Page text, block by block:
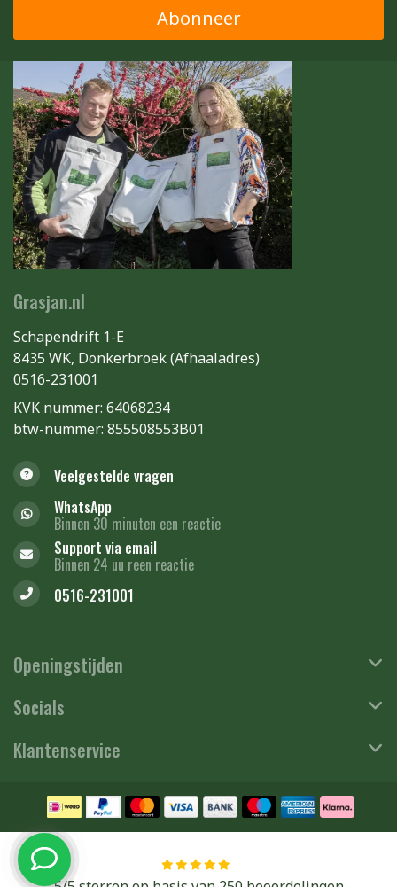
Abonneer
Grasjan.nl
Schapendrift 1-E
8435 WK, Donkerbroek (Afhaaladres)
0516-231001
KVK nummer: 64068234
btw-nummer: 855508553B01
Veelgestelde vragen
WhatsApp
Binnen 30 minuten een reactie
Support via email
Binnen 24 uu reen reactie
0516-231001
Openingstijden
Socials
Klantenservice